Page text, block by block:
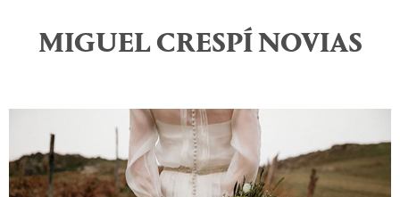
MIGUEL CRESPÍ NOVIAS